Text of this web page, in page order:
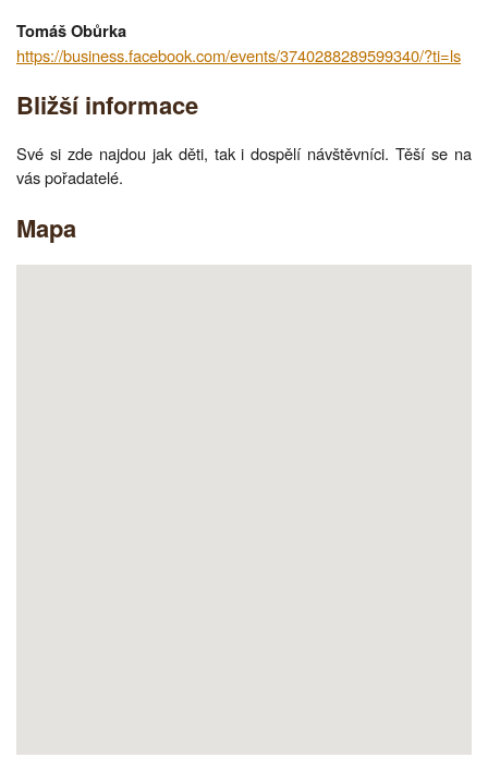
Tomáš Obůrka
https://business.facebook.com/events/3740288289599340/?ti=ls
Bližší informace
Své si zde najdou jak děti, tak i dospělí návštěvníci. Těší se na
vás pořadatelé.
Mapa